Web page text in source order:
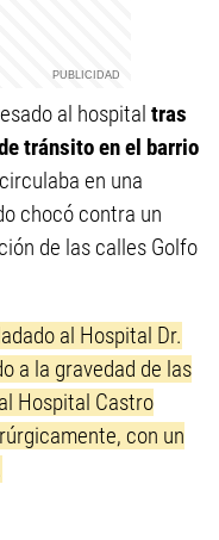
al hospital tras
tránsito en el barrio
en una
chocó contra un
de las calles Golfo
al Hospital Dr.
a la gravedad de las
Hospital Castro
con un